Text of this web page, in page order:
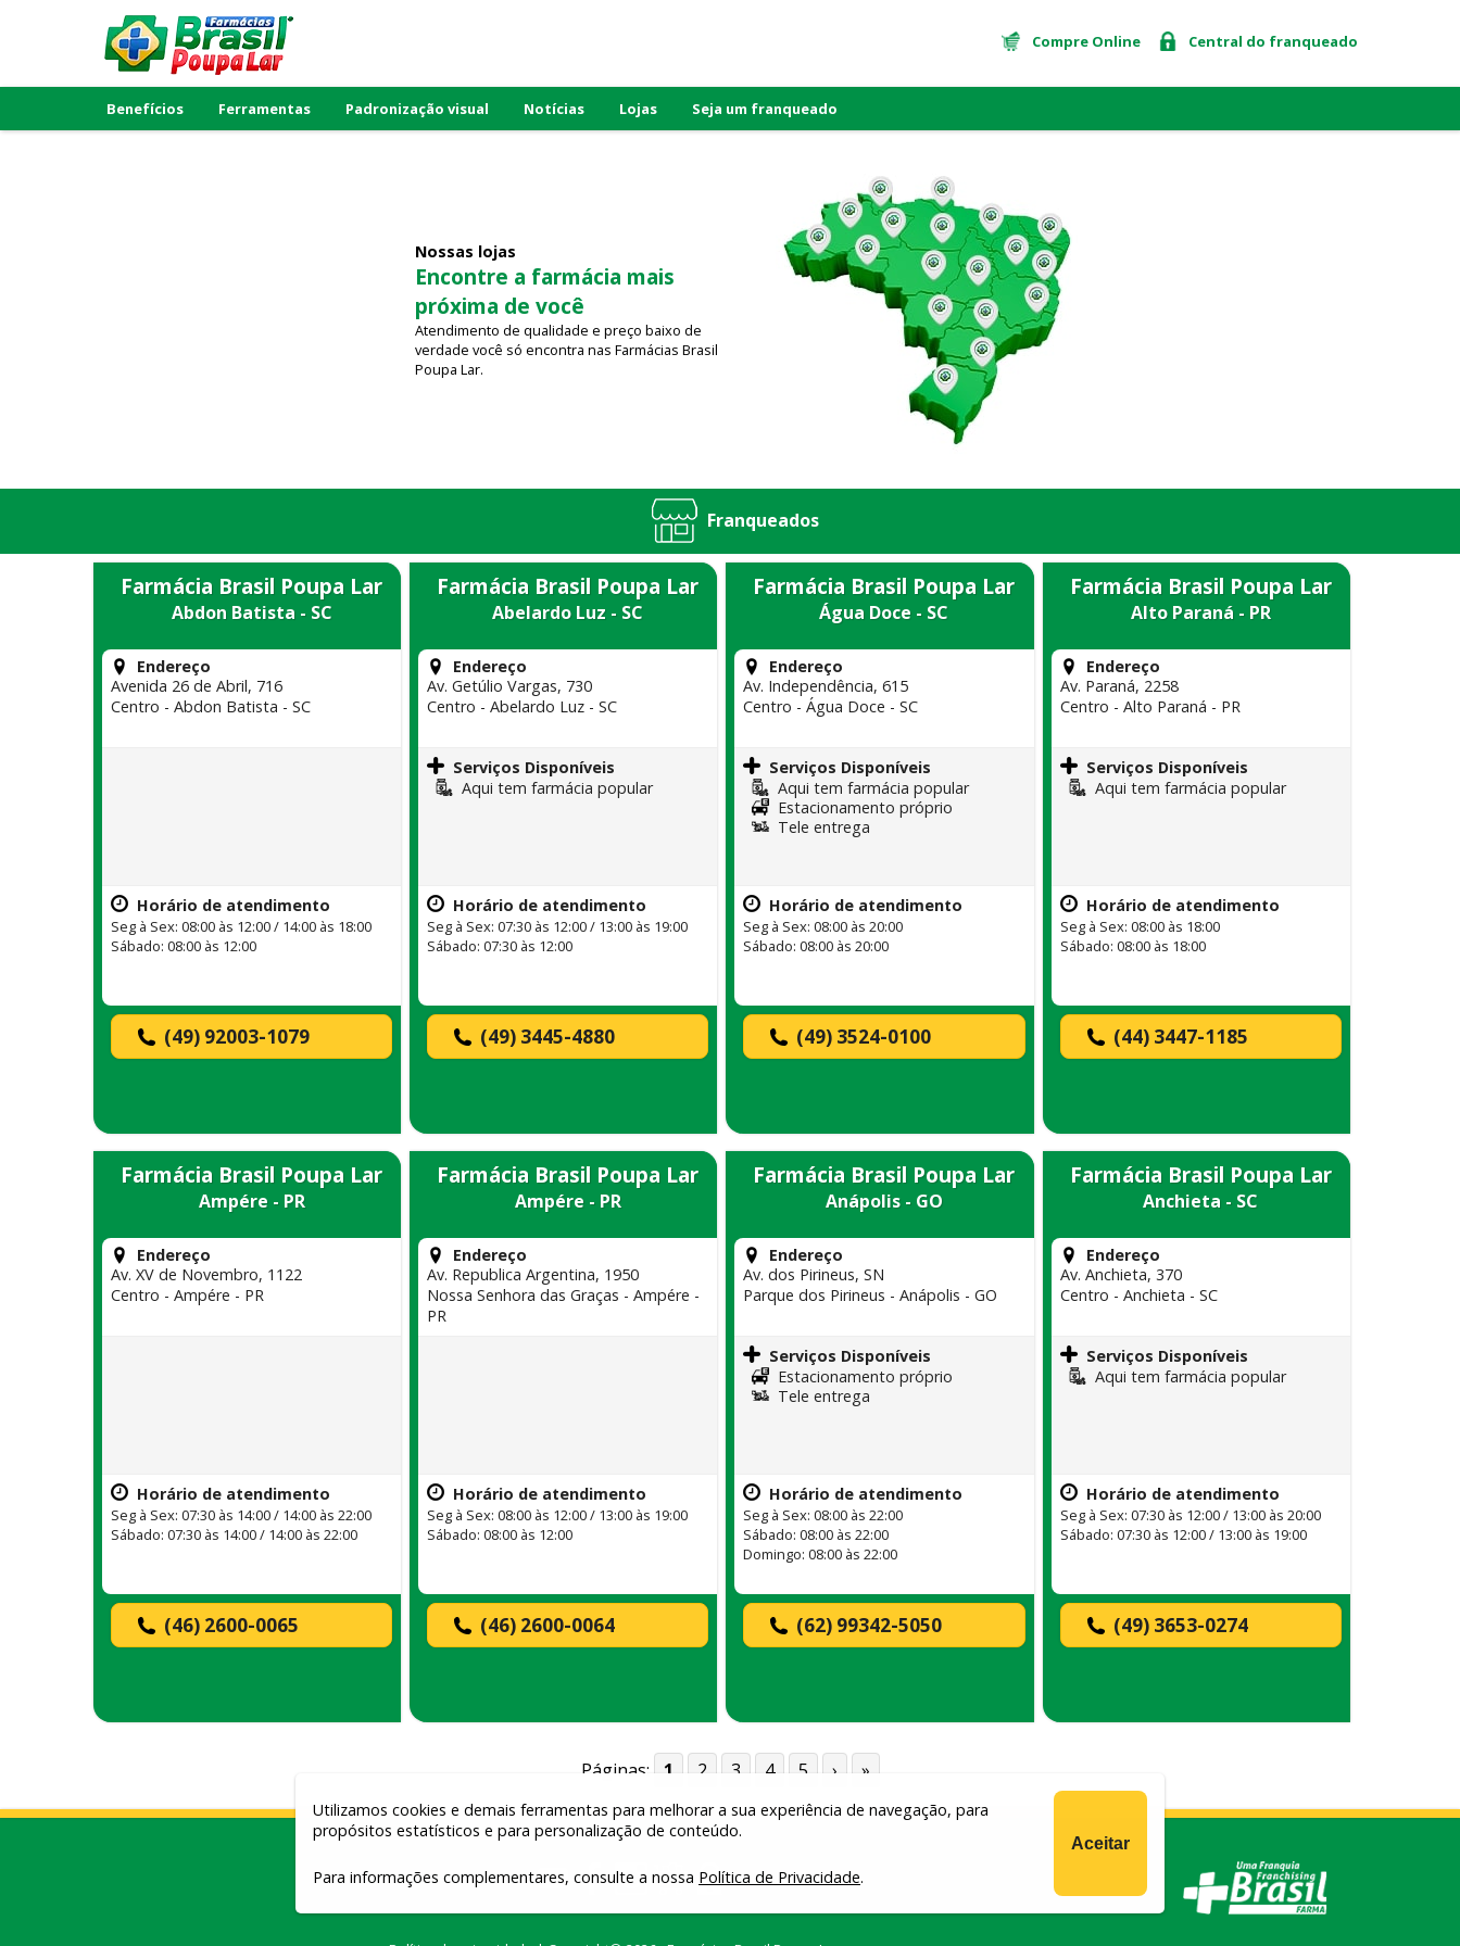
Central do franqueado
Compre Online
Benefícios Ferramentas Padronização visual Notícias Lojas Seja um franqueado
Nossas lojas
Encontre a farmácia mais
próxima de você
Atendimento de qualidade e preço baixo de
verdade você só encontra nas Farmácias Brasil
Poupa Lar.
Franqueados
Farmácia Brasil Poupa Lar
Abdon Batista - SC
Endereço
Avenida 26 de Abril, 716
Centro - Abdon Batista - SC
Horário de atendimento
Seg à Sex: 08:00 às 12:00 / 14:00 às 18:00
Sábado: 08:00 às 12:00
(49) 92003-1079
Farmácia Brasil Poupa Lar
Abelardo Luz - SC
Endereço
Av. Getúlio Vargas, 730
Centro - Abelardo Luz - SC
Serviços Disponíveis
Aqui tem farmácia popular
Horário de atendimento
Seg à Sex: 07:30 às 12:00 / 13:00 às 19:00
Sábado: 07:30 às 12:00
(49) 3445-4880
Farmácia Brasil Poupa Lar
Água Doce - SC
Endereço
Av. Independência, 615
Centro - Água Doce - SC
Serviços Disponíveis
Aqui tem farmácia popular
Estacionamento próprio
Tele entrega
Horário de atendimento
Seg à Sex: 08:00 às 20:00
Sábado: 08:00 às 20:00
(49) 3524-0100
Farmácia Brasil Poupa Lar
Alto Paraná - PR
Endereço
Av. Paraná, 2258
Centro - Alto Paraná - PR
Serviços Disponíveis
Aqui tem farmácia popular
Horário de atendimento
Seg à Sex: 08:00 às 18:00
Sábado: 08:00 às 18:00
(44) 3447-1185
Farmácia Brasil Poupa Lar
Ampére - PR
Endereço
Av. XV de Novembro, 1122
Centro - Ampére - PR
Horário de atendimento
Seg à Sex: 07:30 às 14:00 / 14:00 às 22:00
Sábado: 07:30 às 14:00 / 14:00 às 22:00
(46) 2600-0065
Farmácia Brasil Poupa Lar
Ampére - PR
Endereço
Av. Republica Argentina, 1950
Nossa Senhora das Graças - Ampére -
PR
Horário de atendimento
Seg à Sex: 08:00 às 12:00 / 13:00 às 19:00
Sábado: 08:00 às 12:00
(46) 2600-0064
Farmácia Brasil Poupa Lar
Anápolis - GO
Endereço
Av. dos Pirineus, SN
Parque dos Pirineus - Anápolis - GO
Serviços Disponíveis
Estacionamento próprio
Tele entrega
Horário de atendimento
Seg à Sex: 08:00 às 22:00
Sábado: 08:00 às 22:00
Domingo: 08:00 às 22:00
(62) 99342-5050
Farmácia Brasil Poupa Lar
Anchieta - SC
Endereço
Av. Anchieta, 370
Centro - Anchieta - SC
Serviços Disponíveis
Aqui tem farmácia popular
Horário de atendimento
Seg à Sex: 07:30 às 12:00 / 13:00 às 20:00
Sábado: 07:30 às 12:00 / 13:00 às 19:00
(49) 3653-0274
Páginas: 1 2 3 4 5 › »
Utilizamos cookies e demais ferramentas para melhorar a sua experiência de navegação, para
propósitos estatísticos e para personalização de conteúdo.
Para informações complementares, consulte a nossa Política de Privacidade.
Aceitar